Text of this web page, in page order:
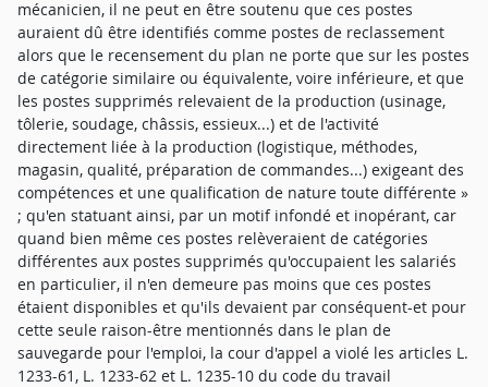
mécanicien, il ne peut en être soutenu que ces postes
auraient dû être identifiés comme postes de reclassement
alors que le recensement du plan ne porte que sur les postes
de catégorie similaire ou équivalente, voire inférieure, et que
les postes supprimés relevaient de la production (usinage,
tôlerie, soudage, châssis, essieux...) et de l'activité
directement liée à la production (logistique, méthodes,
magasin, qualité, préparation de commandes...) exigeant des
compétences et une qualification de nature toute différente »
; qu'en statuant ainsi, par un motif infondé et inopérant, car
quand bien même ces postes relèveraient de catégories
différentes aux postes supprimés qu'occupaient les salariés
en particulier, il n'en demeure pas moins que ces postes
étaient disponibles et qu'ils devaient par conséquent-et pour
cette seule raison-être mentionnés dans le plan de
sauvegarde pour l'emploi, la cour d'appel a violé les articles L.
1233-61, L. 1233-62 et L. 1235-10 du code du travail